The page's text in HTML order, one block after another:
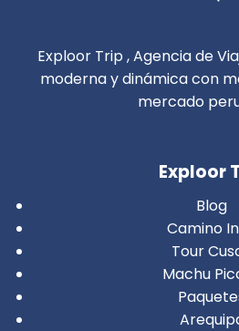
Exploor Trip , Agencia de
moderna y dinámica con
mercado
Exploor
Blog
Camino
Tour
Machu